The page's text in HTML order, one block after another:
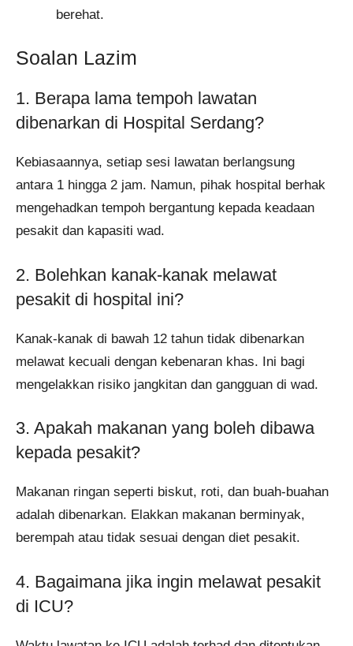
berehat.
Soalan Lazim
1. Berapa lama tempoh lawatan
dibenarkan di Hospital Serdang?
Kebiasaannya, setiap sesi lawatan berlangsung
antara 1 hingga 2 jam. Namun, pihak hospital berhak
mengehadkan tempoh bergantung kepada keadaan
pesakit dan kapasiti wad.
2. Bolehkan kanak-kanak melawat
pesakit di hospital ini?
Kanak-kanak di bawah 12 tahun tidak dibenarkan
melawat kecuali dengan kebenaran khas. Ini bagi
mengelakkan risiko jangkitan dan gangguan di wad.
3. Apakah makanan yang boleh dibawa
kepada pesakit?
Makanan ringan seperti biskut, roti, dan buah-buahan
adalah dibenarkan. Elakkan makanan berminyak,
berempah atau tidak sesuai dengan diet pesakit.
4. Bagaimana jika ingin melawat pesakit
di ICU?